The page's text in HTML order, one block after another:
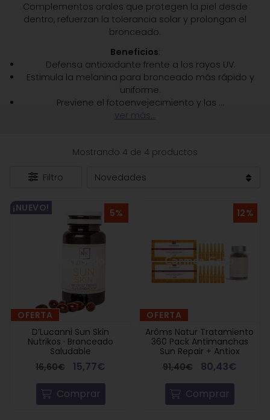
Complementos orales que protegen la piel desde
dentro, refuerzan la tolerancia solar y prolongan el
bronceado.
Beneficios:
Defensa antioxidante frente a los rayos UV.
Estimula la melanina para bronceado más rápido y
uniforme.
Previene el fotoenvejecimiento y las ...
ver más...
Mostrando 4 de 4 productos
Filtro
5%
OFERTA
¡NUEVO!
D’Lucanni Sun Skin
Nutrikos · Bronceado
Saludable
16,60€
15,77€
Comprar
12%
OFERTA
Arôms Natur Tratamiento
360 Pack Antimanchas
Sun Repair + Antiox
91,40€
80,43€
Comprar